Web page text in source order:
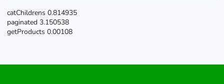
catChildrens 0.814935
paginated 3.150538
getProducts 0.00108